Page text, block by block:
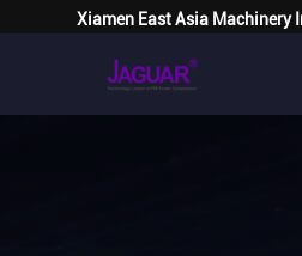
Xiamen East Asia Machinery